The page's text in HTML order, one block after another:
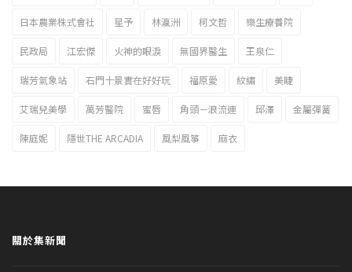
日本農業株式會社 星予 林瀛洲 柯文哲 樂生療養院
民政局 江宏傑 火神的眼淚 無國界醫生 王泉仁
瑞芳氣象站 石門十景實在好好玩 福原愛 紋繡 美睫
艾瑞兒美學 萬芳醫院 蜜唇 角頭－浪流連 邱澤 金屬彈簧
陳庭妮 隱世THE ARCADIA 風梨風箏 麻衣
關於集新聞